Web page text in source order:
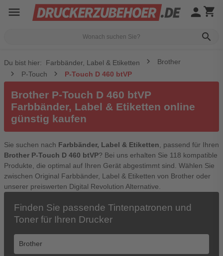
menu
search
person shopping_cart
Du bist hier: Farbbänder, Label & Etiketten
Brother
P-Touch
P-Touch D 460 btVP
Brother P-Touch D 460 btVP
Farbbänder, Label & Etiketten online
günstig kaufen
Sie suchen nach Farbbänder, Label & Etiketten, passend für Ihren
Brother P-Touch D 460 btVP? Bei uns erhalten Sie 118 kompatible
Produkte, die optimal auf Ihren Gerät abgestimmt sind. Wählen Sie
zwischen Original Farbbänder, Label & Etiketten von Brother oder
unserer preiswerten Digital Revolution Alternative.
Finden Sie passende Tintenpatronen und
Toner für Ihren Drucker